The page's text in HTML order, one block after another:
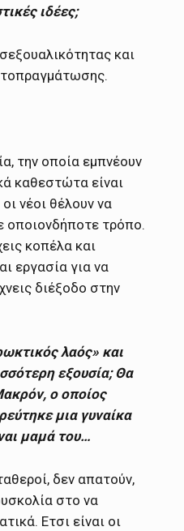
ιδέες;
και
την οποία εμπνέουν
καθεστώτα είναι
νέοι θέλουν να
οποιονδήποτε τρόπο.
κοπέλα και
εργασία για να
διέξοδο στην
λαός» και
εξουσία; Θα
ο οποίος
μια γυναίκα
μαμά του…
δεν απατούν,
στο να
Ετσι είναι οι